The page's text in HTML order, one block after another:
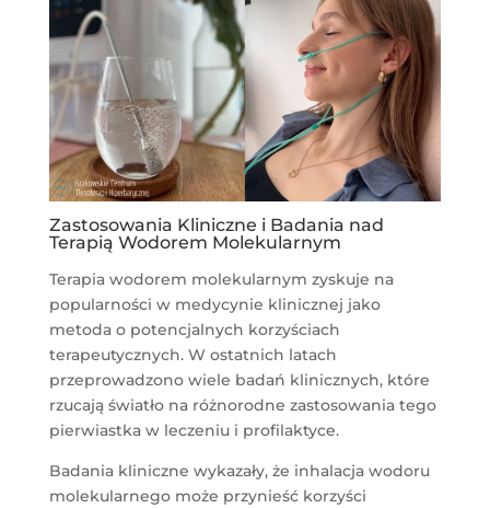
Zastosowania Kliniczne i Badania nad
Terapią Wodorem Molekularnym
Terapia wodorem molekularnym zyskuje na
popularności w medycynie klinicznej jako
metoda o potencjalnych korzyściach
terapeutycznych. W ostatnich latach
przeprowadzono wiele badań klinicznych, które
rzucają światło na różnorodne zastosowania tego
pierwiastka w leczeniu i profilaktyce.
Badania kliniczne wykazały, że inhalacja wodoru
molekularnego może przynieść korzyści